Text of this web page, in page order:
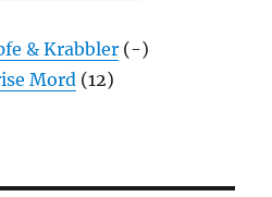
& Krabbler (-)
Mord (12)